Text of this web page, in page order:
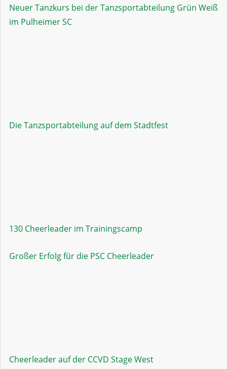
Neuer Tanzkurs bei der Tanzsportabteilung Grün Weiß
im Pulheimer SC
Die Tanzsportabteilung auf dem Stadtfest
130 Cheerleader im Trainingscamp
Großer Erfolg für die PSC Cheerleader
Cheerleader auf der CCVD Stage West